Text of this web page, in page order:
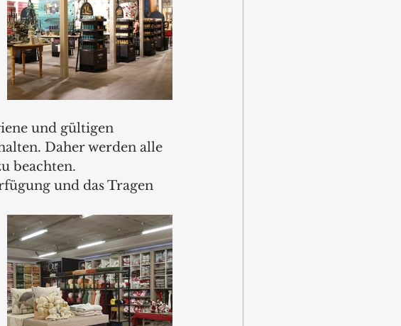
und gültigen
Daher werden alle
beachten.
und das Tragen